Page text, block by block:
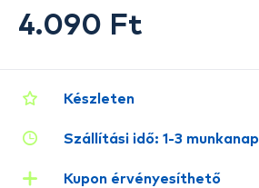
Készleten
Szállítási idő: 1-3 munkanap
Kupon érvényesíthető
4.090 Ft